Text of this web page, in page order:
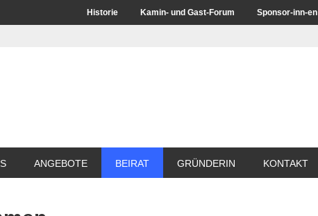
Historie Kamin- und Gast-Forum Sponsor-inn-en
ANGEBOTE BEIRAT GRÜNDERIN KONTAKT